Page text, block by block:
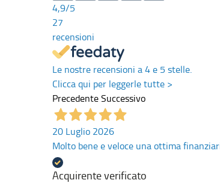
4,9/5
27
recensioni
Le nostre recensioni a 4 e 5 stelle.
Clicca qui per leggerle tutte >
PrecedenteSuccessivo
20 Luglio 2026
Molto bene e veloce una ottima
Acquirente verificato